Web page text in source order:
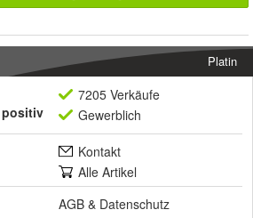
Platin
positiv
7205 Verkäufe
Gewerblich
Kontakt
Alle Artikel
AGB & Datenschutz